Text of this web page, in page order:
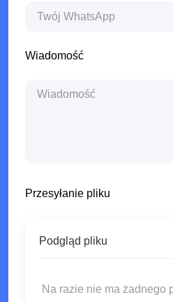
Wiadomość
Przesyłanie pliku
Podgląd pliku
Na razie nie ma żadnego